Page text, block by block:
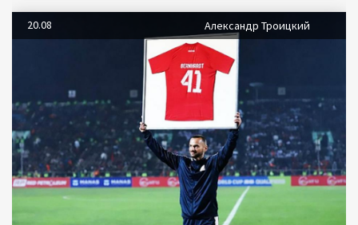
20.08 Александр Троицкий